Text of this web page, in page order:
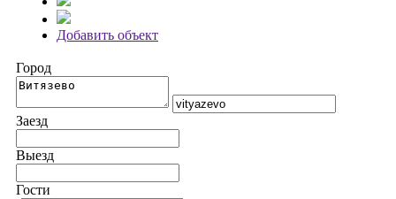
Добавить объект
Город
Заезд
Выезд
Гости